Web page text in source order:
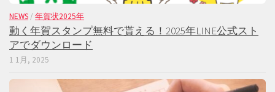
NEWS / 年賀状2025年
動く年賀スタンプ無料で貰える！2025年LINE公式スト
アでダウンロード
1 1月, 2025